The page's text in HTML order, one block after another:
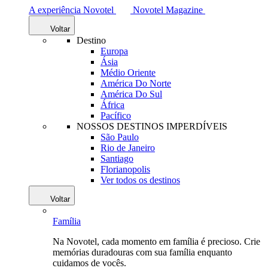
A experiência Novotel
Novotel Magazine
Voltar
Destino
Europa
Ásia
Médio Oriente
América Do Norte
América Do Sul
África
Pacífico
NOSSOS DESTINOS IMPERDÍVEIS
São Paulo
Rio de Janeiro
Santiago
Florianopolis
Ver todos os destinos
Voltar
Família
Na Novotel, cada momento em família é precioso. Crie
memórias duradouras com sua família enquanto
cuidamos de vocês.